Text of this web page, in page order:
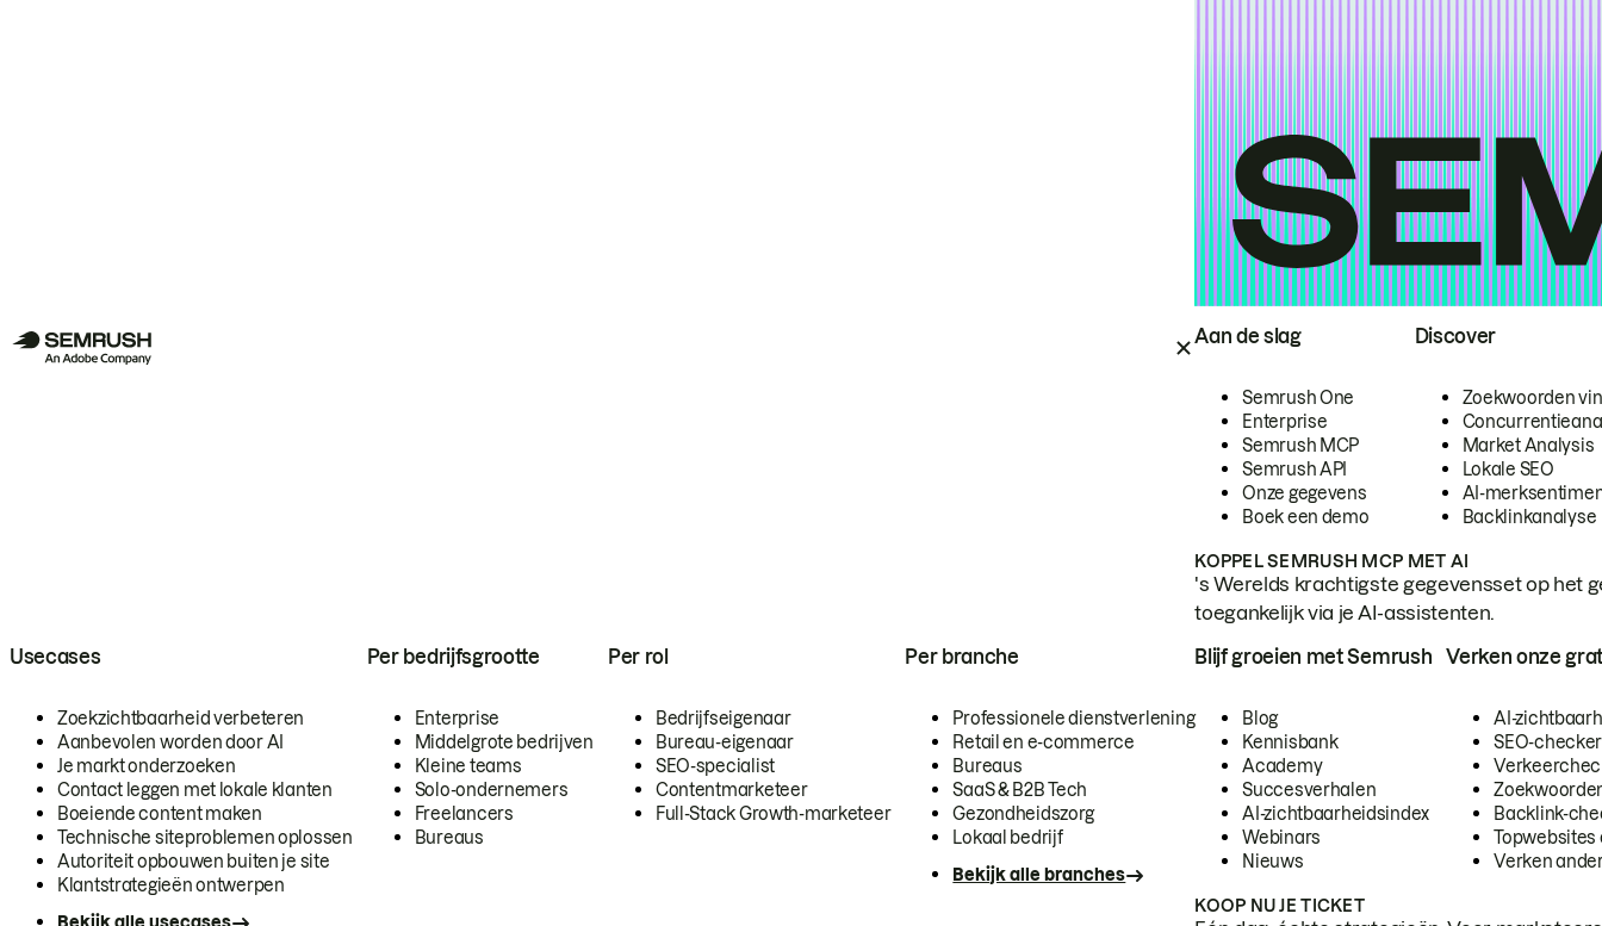
Aan de slag
Semrush One
Enterprise
Semrush MCP
Semrush API
Onze gegevens
Boek een demo
Discover
Zoekwoorden
Market Analysis
Lokale SEO
AI-
Backlinkanalyse
KOPPEL SEMRUSH MCP MET AI
's Werelds krachtigste gegevensset op het
toegankelijk via je AI-assistenten.
Usecases
Zoekzichtbaarheid verbeteren
Aanbevolen worden door AI
Je markt onderzoeken
Contact leggen met lokale klanten
Boeiende content maken
Technische siteproblemen oplossen
Autoriteit opbouwen buiten je site
Klantstrategieën ontwerpen
Per bedrijfsgrootte
Enterprise
Middelgrote bedrijven
Kleine teams
Solo-ondernemers
Freelancers
Bureaus
Per rol
Bedrijfseigenaar
Bureau-eigenaar
SEO-specialist
Contentmarketeer
Full-Stack Growth-marketeer
Per branche
Professionele dienstverlening
Retail en e-commerce
Bureaus
SaaS & B2B Tech
Gezondheidszorg
Lokaal bedrijf
Bekijk alle branches
Blijf groeien met Semrush
Blog
Kennisbank
Academy
Succesverhalen
AI-zichtbaarheidsindex
Webinars
Nieuws
Verken onze
AI-
SEO-checker
Backlink-
Topwebsites
Verken
KOOP NU JE TICKET